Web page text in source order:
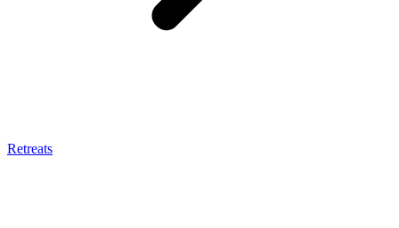
Retreats